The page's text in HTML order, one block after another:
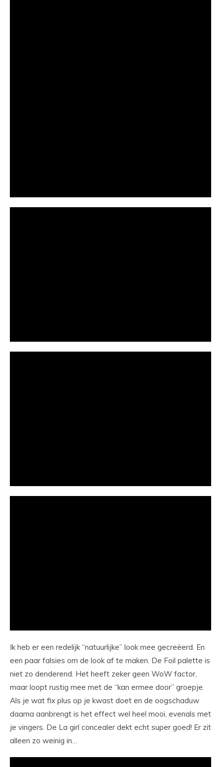
Ik heb er een redelijk “natuurlijke” look mee gecreëerd. En
een paar falsies om de look af te maken. De Foil palette is
niet zo denderend. Het heeft zeker geen WoW factor,
maar loopt rustig mee met de “kan ermee door” groepje.
Als je wat fix plus op je kwast doet en de oogschaduw
daarna aanbrengt is het effect wel heel mooi, evenals met
je vingers. De La girl concealer dekt echt super goed! Er zit
alleen zo weinig in…